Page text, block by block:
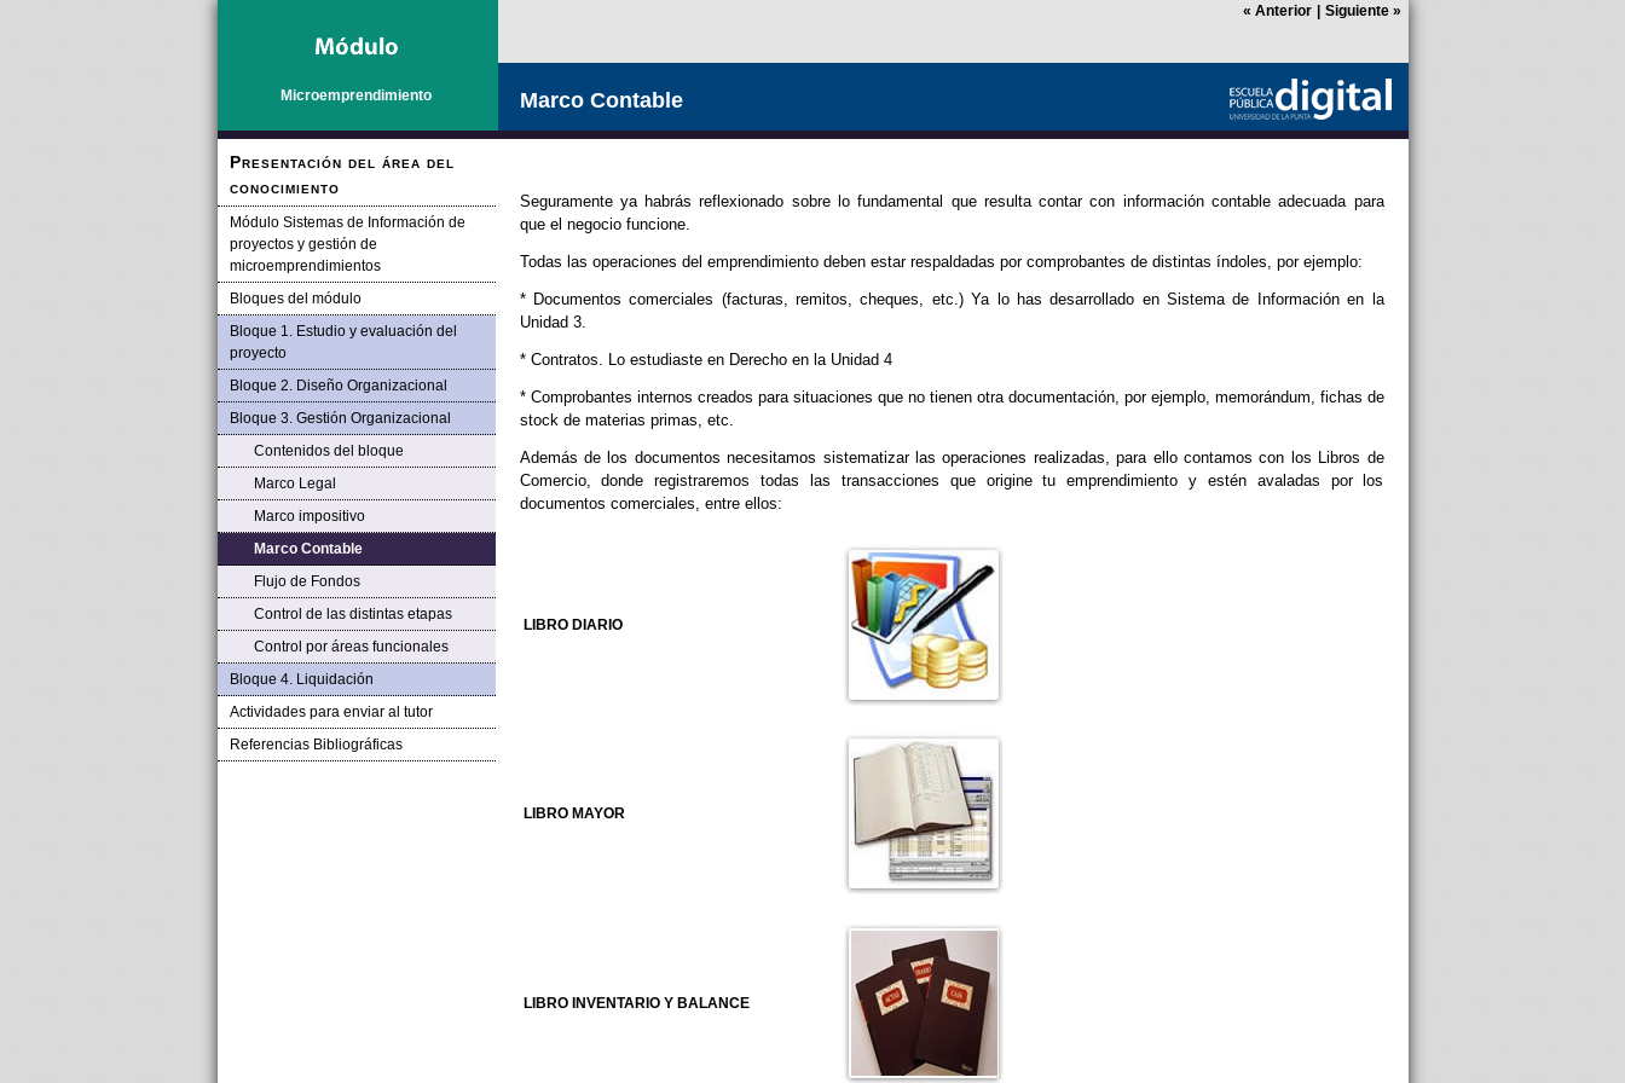
Microemprendimiento
Presentación del área del
conocimiento
Módulo Sistemas de Información de
proyectos y gestión de
microemprendimientos
Bloques del módulo
Bloque 1. Estudio y evaluación del
proyecto
Bloque 2. Diseño Organizacional
Bloque 3. Gestión Organizacional
Contenidos del bloque
Marco Legal
Marco impositivo
Marco Contable
Flujo de Fondos
Control de las distintas etapas
Control por áreas funcionales
Bloque 4. Liquidación
Actividades para enviar al tutor
Referencias Bibliográficas
« Anterior Siguiente»
Marco Contable
Seguramente ya habrás reflexionado sobre lo fundamental que resulta contar con información contable adecuada para
que el negocio funcione.
Todas las operaciones del emprendimiento deben estar respaldadas por comprobantes de distintas índoles, por ejemplo:
* Documentos comerciales (facturas, remitos, cheques, etc.) Ya lo has desarrollado en Sistema de Información en la
Unidad 3.
* Contratos. Lo estudiaste en Derecho en la Unidad 4
* Comprobantes internos creados para situaciones que no tienen otra documentación, por ejemplo, memorándum, fichas de
stock de materias primas, etc.
Además de los documentos necesitamos sistematizar las operaciones realizadas, para ello contamos con los Libros de
Comercio, donde registraremos todas las transacciones que origine tu emprendimiento y estén avaladas por los
documentos comerciales, entre ellos:
LIBRO DIARIO
LIBRO MAYOR
LIBRO INVENTARIO Y BALANCE